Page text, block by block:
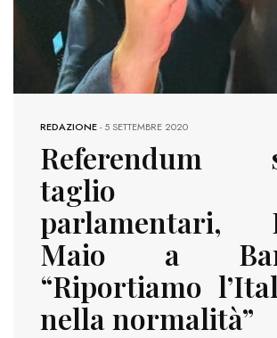
REDAZIONE-5 SETTEMBRE 2020
Referendum
taglio
parlamentari,
Maio a
“Riportiamo
nella normalità”